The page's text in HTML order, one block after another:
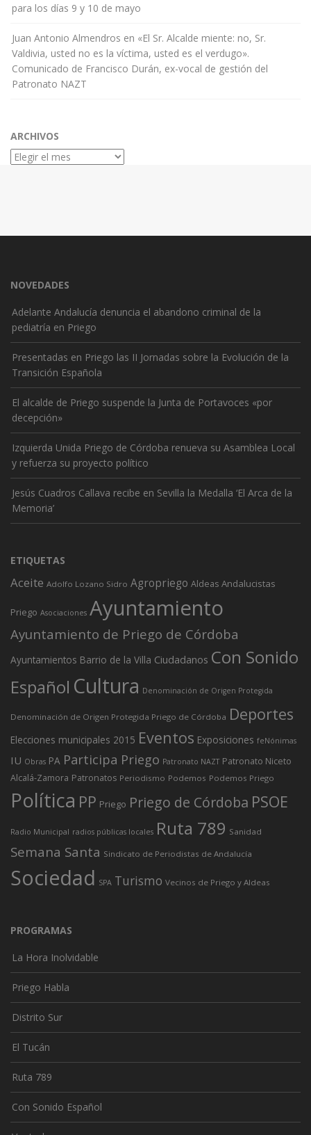
para los días 9 y 10 de mayo
Juan Antonio Almendros en «El Sr. Alcalde miente: no, Sr.
Valdivia, usted no es la víctima, usted es el verdugo».
Comunicado de Francisco Durán, ex-vocal de gestión del
Patronato NAZT
ARCHIVOS
Archivos
NOVEDADES
Adelante Andalucía denuncia el abandono criminal de la
pediatría en Priego
Presentadas en Priego las II Jornadas sobre la Evolución de la
Transición Española
El alcalde de Priego suspende la Junta de Portavoces «por
decepción»
Izquierda Unida Priego de Córdoba renueva su Asamblea Local
y refuerza su proyecto político
Jesús Cuadros Callava recibe en Sevilla la Medalla ‘El Arca de la
Memoria’
ETIQUETAS
Aceite Adolfo Lozano Sidro Agropriego Aldeas Andalucistas
Priego Asociaciones Ayuntamiento
Ayuntamiento de Priego de Córdoba
Ayuntamientos Barrio de la Villa Ciudadanos Con Sonido
Español Cultura Denominación de Origen Protegida
Denominación de Origen Protegida Priego de Córdoba Deportes
Elecciones municipales 2015 Eventos Exposiciones feNónimas
IU Obras PA Participa Priego Patronato NAZT Patronato Niceto
Alcalá-Zamora Patronatos Periodismo Podemos Podemos Priego
Política PP Priego Priego de Córdoba PSOE
Radio Municipal radios públicas locales Ruta 789 Sanidad
Semana Santa Sindicato de Periodistas de Andalucía
Sociedad SPA Turismo Vecinos de Priego y Aldeas
PROGRAMAS
La Hora Inolvidable
Priego Habla
Distrito Sur
El Tucán
Ruta 789
Con Sonido Español